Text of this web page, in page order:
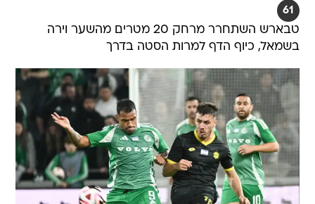
61
טבארש השתחרר מרחק 20 מטרים מהשער וירה
בשמאל, כיוף הדף למרות הסטה בדרך